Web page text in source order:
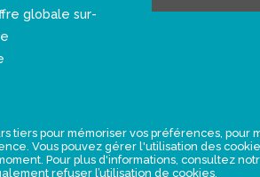
globale sur-
tiers pour mémoriser vos préférences, pour
Vous pouvez gérer l'utilisation des
Pour plus d'informations, consultez
refuser l’utilisation de cookies.